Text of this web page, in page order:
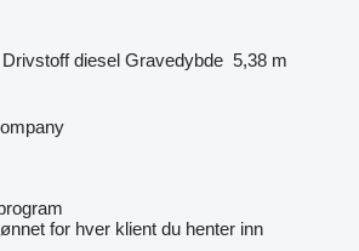
Drivstoff diesel Gravedybde 5,38 m
for hver klient du henter inn